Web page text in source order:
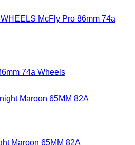
74a Wheels
Maroon 65MM 82A